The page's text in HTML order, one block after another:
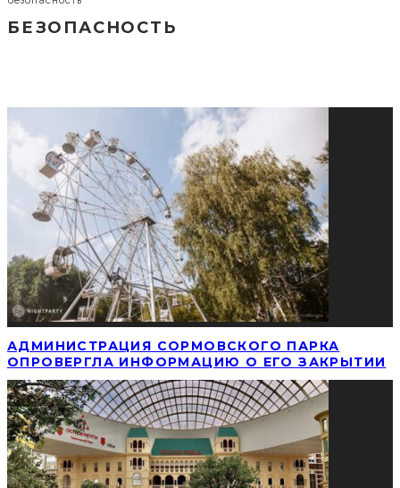
БЕЗОПАСНОСТЬ
АДМИНИСТРАЦИЯ СОРМОВСКОГО ПАРКА
ОПРОВЕРГЛА ИНФОРМАЦИЮ О ЕГО ЗАКРЫТИИ